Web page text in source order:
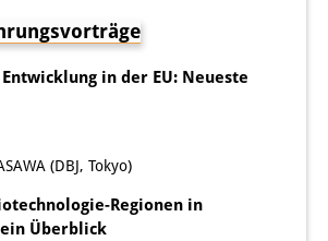
Series
is open to the public.
us in advance.
in der EU: Neueste
(DBJ, Tokyo)
Regionen in
Überblick